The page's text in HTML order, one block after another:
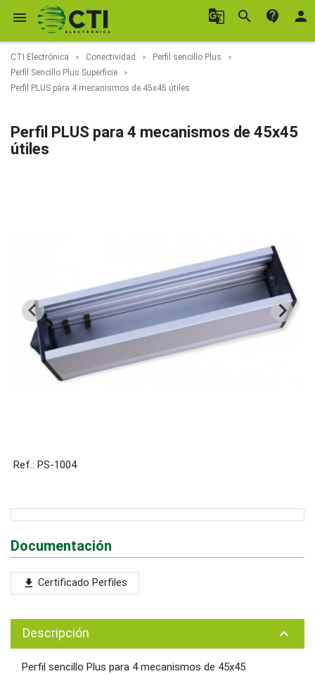
 g_translate search contact_support person
CTI Electrónica Conectividad
Perfil sencillo Plus
Perfil Sencillo Plus Superficie
Perfil PLUS para 4 mecanismos de 45x45 útiles
Perfil PLUS para 4 mecanismos de 45x45
útiles
Ref.: PS-1004
Documentación
file_download Certificado Perfiles
Descripción keyboard_arrow_up
Perfil sencillo Plus para 4 mecanismos de 45x45